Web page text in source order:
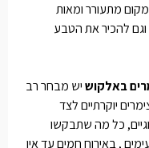
מתעורר ומאות
וגם להכיר את הטבע
באלקושיש מבחר רב
יוקרתיים לצד
כל מה שתבקשו
, באירוח חמים עד אין